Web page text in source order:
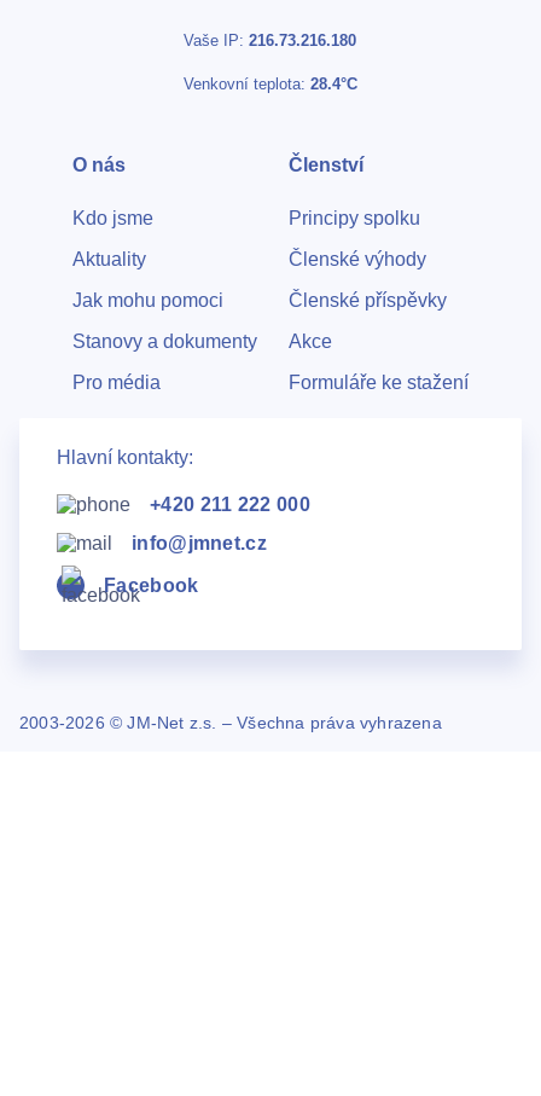
Vaše IP: 216.73.216.180
Venkovní teplota: 28.4°C
O nás
Kdo jsme
Aktuality
Jak mohu pomoci
Stanovy a dokumenty
Pro média
Členství
Principy spolku
Členské výhody
Členské příspěvky
Akce
Formuláře ke stažení
Hlavní kontakty:
+420 211 222 000
info@jmnet.cz
Facebook
2003-2026 © JM-Net z.s. – Všechna práva vyhrazena